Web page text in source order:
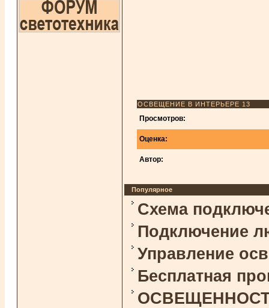
ОСВЕЩЕНИЕ В ИНТЕРЬЕРЕ 13
Просмотров:
Оценка:
Автор:
Популярное
Схема
Подключение
Управление
Бесплатная
ОСВЕЩЕННОСТЬ